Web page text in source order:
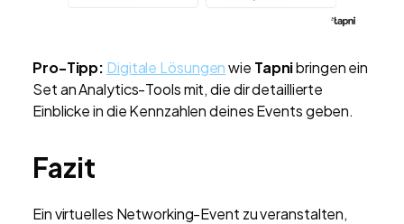
Pro-Tipp: Digitale Lösungenwie Tapnibringen ein
Set an Analytics-Tools mit, die dir detaillierte
Einblicke in die Kennzahlen deines Events geben.
Fazit
Ein virtuelles Networking-Event zu veranstalten,